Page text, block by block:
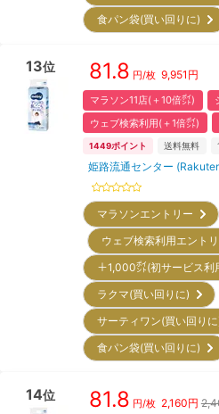
食パン袋(買い回りに)
13位 81.8 円/枚 9,951 円
マラソン11店(＋10倍㌽)
ウェブ検索利用(＋1倍㌽)
1449ポイント 送料無料
姫路流通センター
マラソンエントリー
ウェブ検索利用エント
＋1,000㌽(初サービス
ラクマ(買い回りに)
サーティワン(買い回り
食パン袋(買い回りに)
14位 81.8 円/枚 2,160円